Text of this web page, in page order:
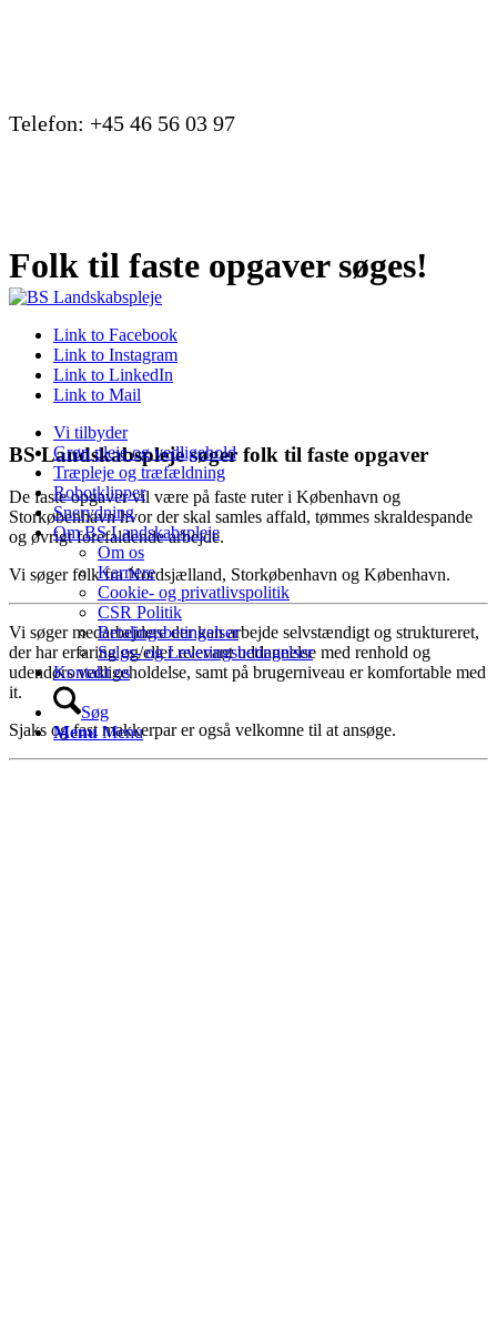
Telefon: +45 46 56 03 97
Link to Facebook
Link to Instagram
Link to LinkedIn
Link to Mail
Vi tilbyder
Grøn pleje og vedligehold
Træpleje og træfældning
Robotklipper
Snerydning
Om BS Landskabspleje
Om os
Karriere
Cookie- og privatlivspolitik
CSR Politik
Betalingsbetingelser
Salgs- og Leveringsbetingelser
Kontakt os
Søg
Menu Menu
Folk til faste opgaver søges!
BS Landskabspleje søger folk til faste opgaver
De faste opgaver vil være på faste ruter i København og
Storkøbenhavn hvor der skal samles affald, tømmes skraldespande
og øvrigt forefaldende arbejde.
Vi søger folk fra Nordsjælland, Storkøbenhavn og København.
Vi søger medarbejdere der kan arbejde selvstændigt og struktureret,
der har erfaring og/eller relevant uddannelse med renhold og
udendørs vedligeholdelse, samt på brugerniveau er komfortable med
it.
Sjaks og fast makkerpar er også velkomne til at ansøge.